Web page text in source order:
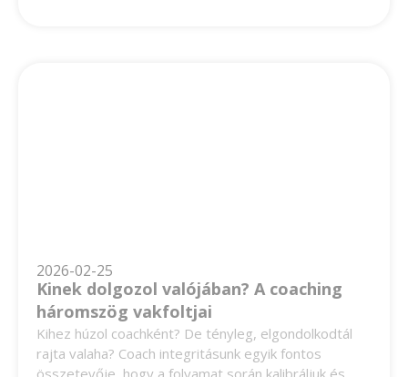
2026-02-25
Kinek dolgozol valójában? A coaching
háromszög vakfoltjai
Kihez húzol coachként? De tényleg, elgondolkodtál
rajta valaha? Coach integritásunk egyik fontos
összetevője, hogy a folyamat során kalibráljuk és